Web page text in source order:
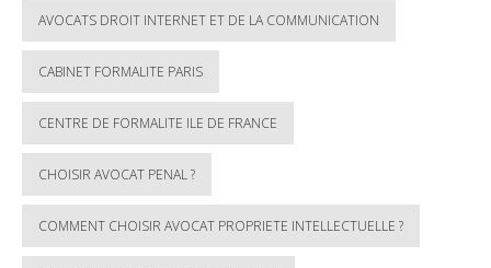
AVOCATS DROIT INTERNET ET DE LA COMMUNICATION
CABINET FORMALITE PARIS
CENTRE DE FORMALITE ILE DE FRANCE
CHOISIR AVOCAT PENAL ?
COMMENT CHOISIR AVOCAT PROPRIETE INTELLECTUELLE ?